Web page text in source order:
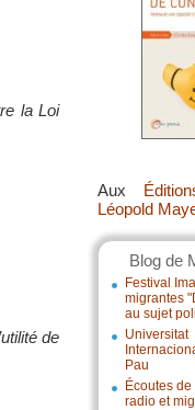
Aux
Léopold
Blog de
Festival
migrantes
au sujet
Universitat
Pau
Écoutes
radio et
la Loi
de